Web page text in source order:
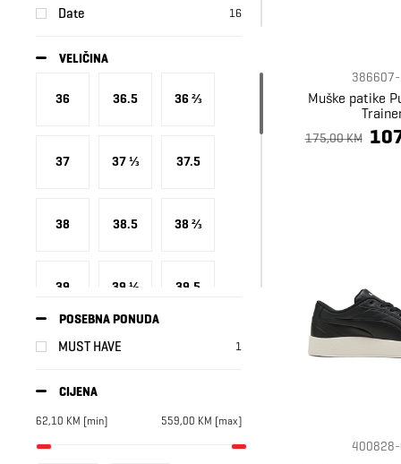
Date 16
Hoka
Hugo
ON
Reebok
Ugg
VELIČINA
36 36.5 36 ⅔
37 37 ⅓ 37.5
38 38.5 38 ⅔
39 39 ⅓ 39.5
40 40.5
POSEBNA PONUDA
MUST HAVE 1
CIJENA
62,10 KM [min] 559,00 KM [max]
Muške patike
175,00 KM